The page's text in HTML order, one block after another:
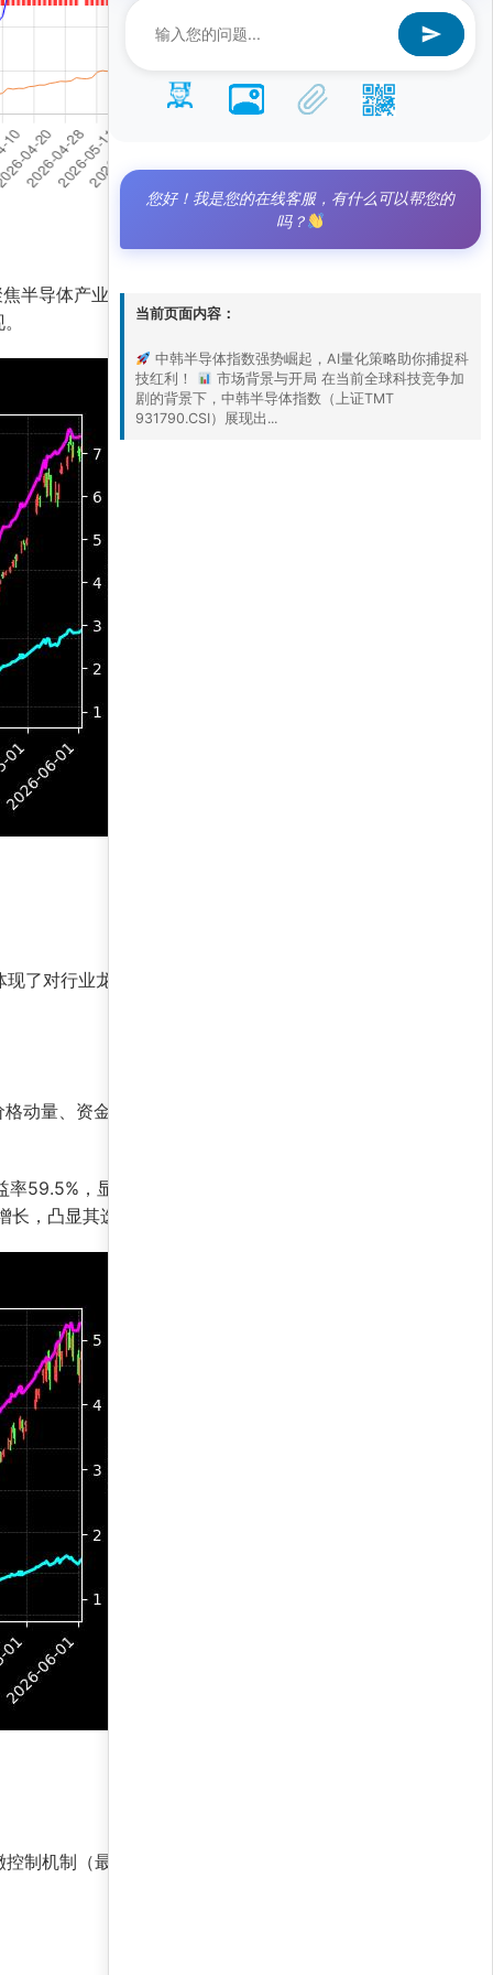
半导体产业链核心标的，受益于人工智能、5G
了对行业龙头的坚定信心。策略通过动态平
动量、资金流向和行业景气度指标，自动优化
59.5%，显示其与市场整体走势的适度相关
，凸显其选股和择时能力。
制机制（最大回撤仅4.8%）保护本金；在下跌
您好！我是您的在线客服，有什么可以帮您的
吗？
当前页面内容：
中韩半导体指数强势崛起，AI量化策略助你捕捉科
技红利！
市场背景与开局 在当前全球科技竞争加
剧的背景下，中韩半导体指数（上证TMT
931790.CSI）展现出...